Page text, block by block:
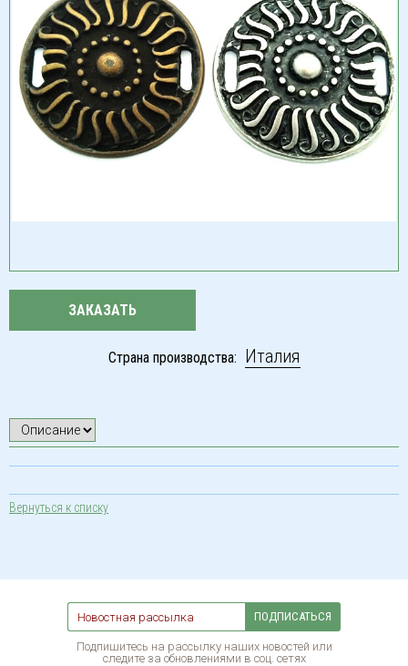
ЗАКАЗАТЬ
Страна производства: Италия
Вернуться к списку
ПОДПИСАТЬСЯ
Подпишитесь на рассылку наших новостей или
следите за обновлениями в соц. сетях